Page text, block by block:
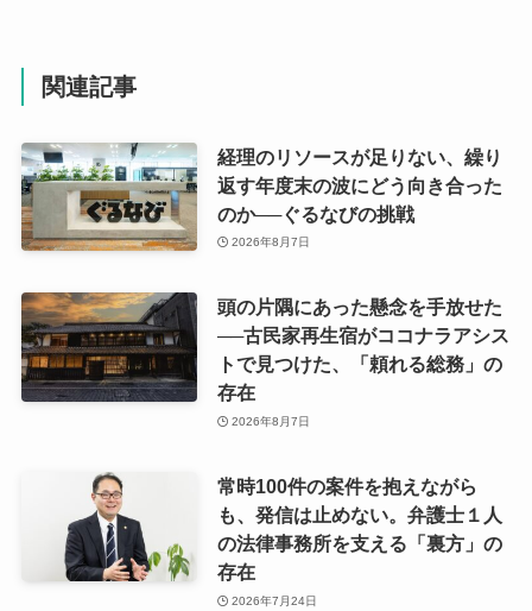
関連記事
経理のリソースが足りない、繰り
返す年度末の波にどう向き合った
のか──ぐるなびの挑戦
2026年8月7日
頭の片隅にあった懸念を手放せた
──古民家再生宿がココナラアシス
トで見つけた、「頼れる総務」の
存在
2026年8月7日
常時100件の案件を抱えながら
も、発信は止めない。弁護士１人
の法律事務所を支える「裏方」の
存在
2026年7月24日